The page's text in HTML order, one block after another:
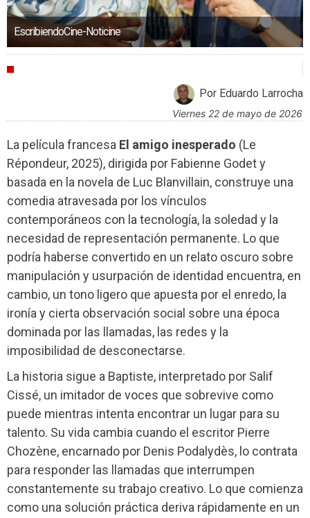
EscribiendoCine-Noticine
Por Eduardo Larrocha
viernes 22 de mayo de 2026
La película francesa El amigo inesperado (Le
Répondeur, 2025), dirigida por Fabienne Godet y
basada en la novela de Luc Blanvillain, construye una
comedia atravesada por los vínculos
contemporáneos con la tecnología, la soledad y la
necesidad de representación permanente. Lo que
podría haberse convertido en un relato oscuro sobre
manipulación y usurpación de identidad encuentra, en
cambio, un tono ligero que apuesta por el enredo, la
ironía y cierta observación social sobre una época
dominada por las llamadas, las redes y la
imposibilidad de desconectarse.
La historia sigue a Baptiste, interpretado por Salif
Cissé, un imitador de voces que sobrevive como
puede mientras intenta encontrar un lugar para su
talento. Su vida cambia cuando el escritor Pierre
Chozène, encarnado por Denis Podalydès, lo contrata
para responder las llamadas que interrumpen
constantemente su trabajo creativo. Lo que comienza
como una solución práctica deriva rápidamente en un